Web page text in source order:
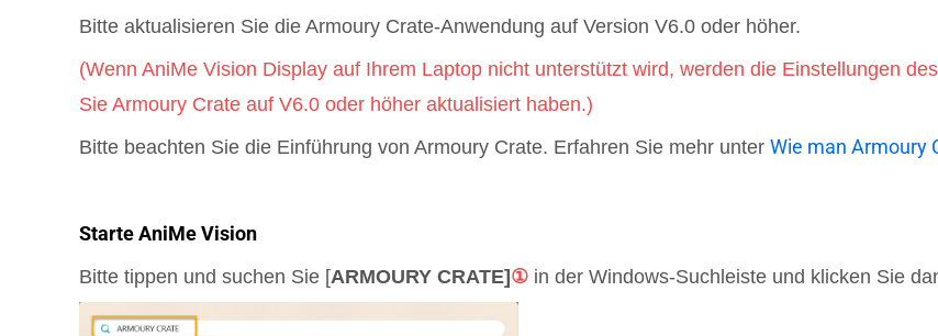
Bitte aktualisieren Sie die Armoury Crate-Anwendung auf Version V6.0 oder höher.
(Wenn AniMe Vision Display auf Ihrem Laptop nicht unterstützt wird, werden die Einstellungen
Sie Armoury Crate auf V6.0 oder höher aktualisiert haben.)
Bitte beachten Sie die Einführung von Armoury Crate. Erfahren Sie mehr unter Wie man Armoury
Starte AniMe Vision
Bitte tippen und suchen Sie [ARMOURY CRATE]① in der Windows-Suchleiste und klicken Sie